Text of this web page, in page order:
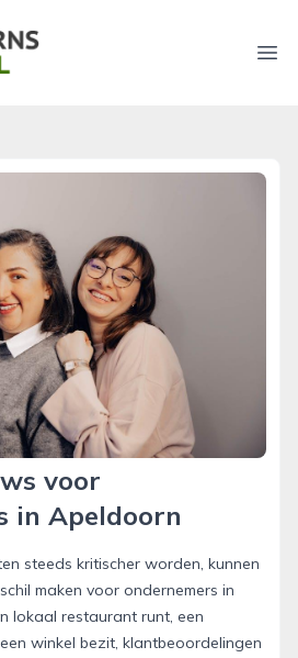
voor
in Apeldoorn
steeds kritischer worden, kunnen
maken voor ondernemers in
lokaal restaurant runt, een
winkel bezit, klantbeoordelingen